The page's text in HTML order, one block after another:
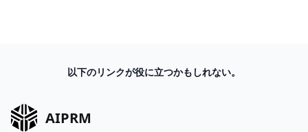
以下のリンクが役に立つかもしれない。
AIPRM